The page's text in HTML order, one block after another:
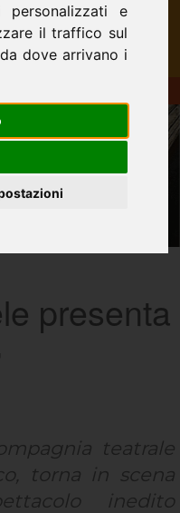
personalizzati e
il traffico sul
dove arrivano i
presenta
teatrale
torna in scena
inedito